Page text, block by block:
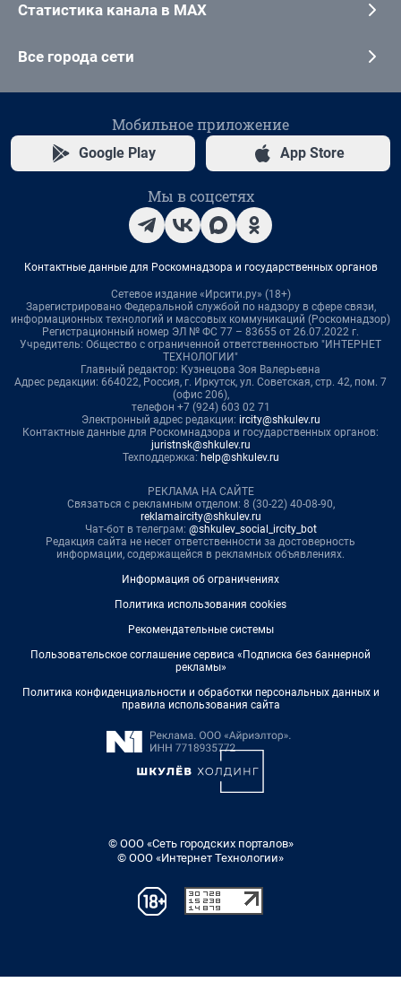
Статистика канала в MAX
Все города сети
Мобильное приложение
Google Play App Store
Мы в соцсетях
Контактные данные для Роскомнадзора и государственных органов
Сетевое издание «Ирсити.ру» (18+)
Зарегистрировано Федеральной службой по надзору в сфере связи,
информационных технологий и массовых коммуникаций (Роскомнадзор)
Регистрационный номер ЭЛ № ФС 77 – 83655 от 26.07.2022 г.
Учредитель: Общество с ограниченной ответственностью "ИНТЕРНЕТ
ТЕХНОЛОГИИ"
Главный редактор: Кузнецова Зоя Валерьевна
Адрес редакции: 664022, Россия, г. Иркутск, ул. Советская, стр. 42, пом. 7
(офис 206),
телефон +7 (924) 603 02 71
Электронный адрес редакции: ircity@shkulev.ru
Контактные данные для Роскомнадзора и государственных органов:
juristnsk@shkulev.ru
Техподдержка: help@shkulev.ru
РЕКЛАМА НА САЙТЕ
Связаться с рекламным отделом: 8 (30-22) 40-08-90,
reklamaircity@shkulev.ru
Чат-бот в телеграм: @shkulev_social_ircity_bot
Редакция сайта не несет ответственности за достоверность
информации, содержащейся в рекламных объявлениях.
Информация об ограничениях
Политика использования cookies
Рекомендательные системы
Пользовательское соглашение сервиса «Подписка без баннерной
рекламы»
Политика конфиденциальности и обработки персональных данных и
правила использования сайта
© ООО «Сеть городских порталов»
© ООО «Интернет Технологии»